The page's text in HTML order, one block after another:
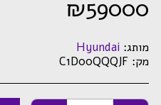
₪59000
מותג: Hyundai
מק: C1D00QQQJF